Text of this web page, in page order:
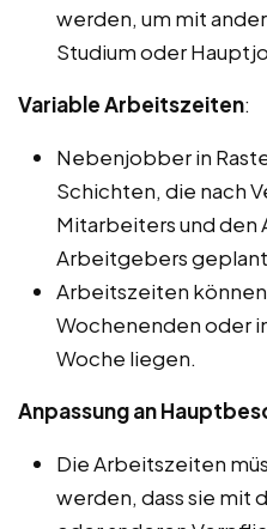
werden, um mit
Studium oder
Variable Arbeitszeiten:
Nebenjobber in
Schichten, die nach
Mitarbeiters und den
Arbeitgebers
Arbeitszeiten
Wochenenden oder
Woche liegen.
Anpassung an
Die Arbeitszeiten
werden, dass sie mit